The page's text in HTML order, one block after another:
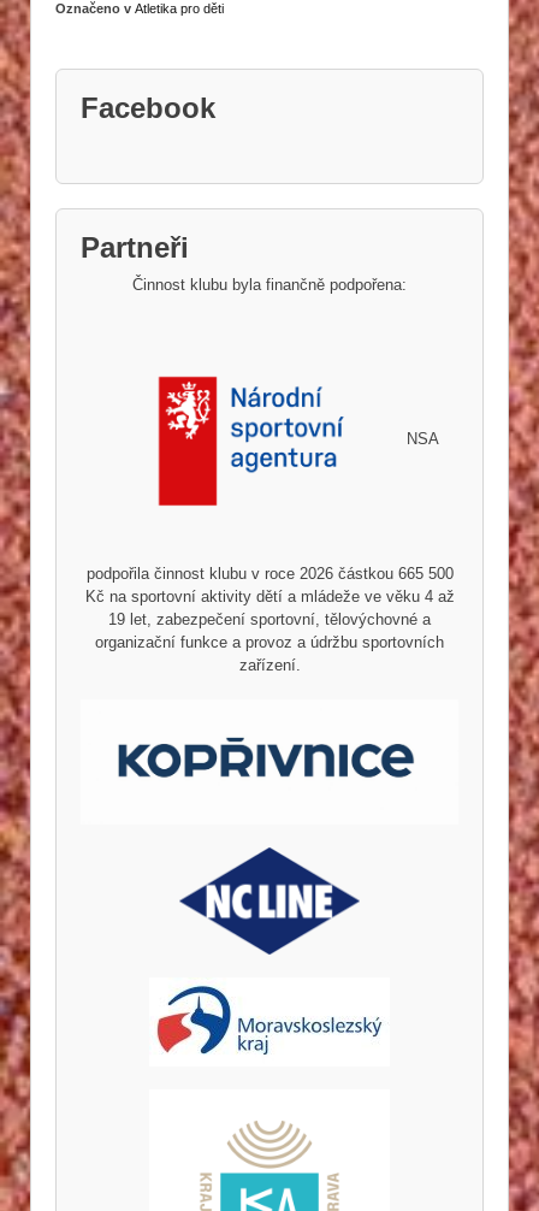
Označeno v Atletika pro děti
Facebook
Partneři
Činnost klubu byla finančně podpořena:
NSA
podpořila činnost klubu v roce 2026 částkou 665 500
Kč na sportovní aktivity dětí a mládeže ve věku 4 až
19 let, zabezpečení sportovní, tělovýchovné a
organizační funkce a provoz a údržbu sportovních
zařízení.